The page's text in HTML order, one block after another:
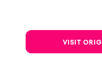
VISIT